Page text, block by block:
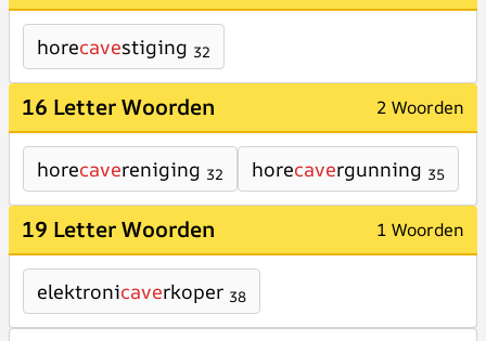
horecavestiging 32
16 Letter Woorden 2 Woorden
horecavereniging 32 horecavergunning 35
19 Letter Woorden 1 Woorden
elektronicaverkoper 38